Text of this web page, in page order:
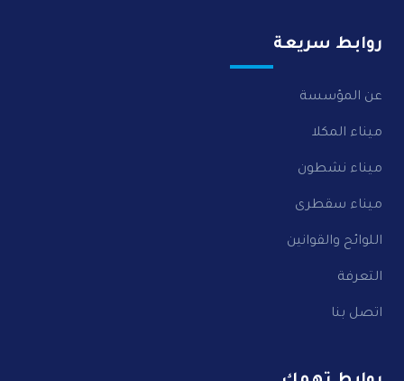
روابط سريعة
عن المؤسسة
ميناء المكلا
ميناء نشطون
ميناء سقطرى
اللوائح والقوانين
التعرفة
اتصل بنا